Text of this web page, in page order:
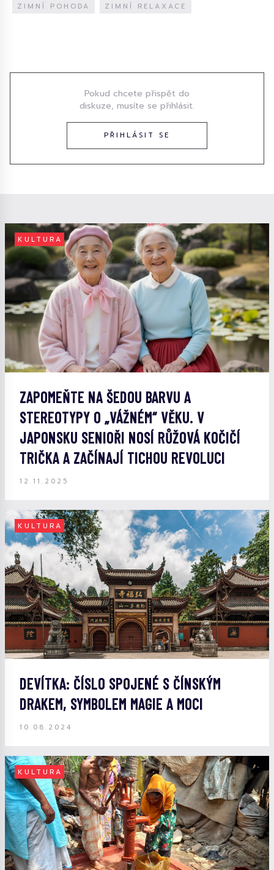
ZIMNÍ POHODA
ZIMNÍ RELAXACE
Pokud chcete přispět do
diskuze, musíte se přihlásit.
PŘIHLÁSIT SE
KULTURA
ZAPOMEŇTE NA ŠEDOU BARVU A
STEREOTYPY O „VÁŽNÉM“ VĚKU. V
JAPONSKU SENIOŘI NOSÍ RŮŽOVÁ KOČIČÍ
TRIČKA A ZAČÍNAJÍ TICHOU REVOLUCI
12.11.2025
KULTURA
DEVÍTKA: ČÍSLO SPOJENÉ S ČÍNSKÝM
DRAKEM, SYMBOLEM MAGIE A MOCI
10.08.2024
KULTURA